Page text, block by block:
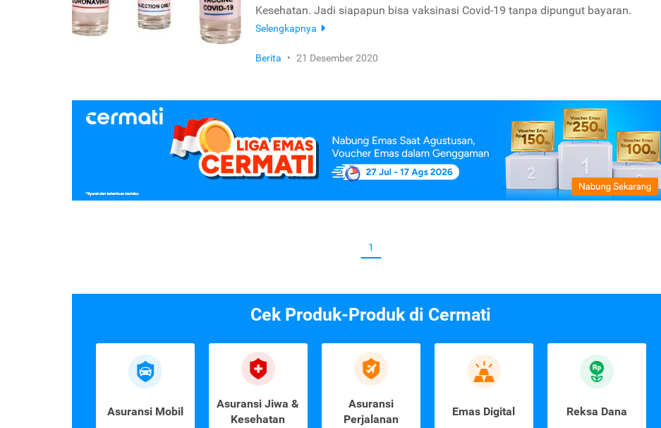
Kesehatan. Jadi siapapun bisa vaksinasi Covid-19 tanpa dipungut bayaran.
Selengkapnya
Berita • 21 Desember 2020
1
Cek Produk-Produk di Cermati
Asuransi Mobil
Asuransi Jiwa &
Kesehatan
Asuransi
Perjalanan
Emas Digital Reksa Dana